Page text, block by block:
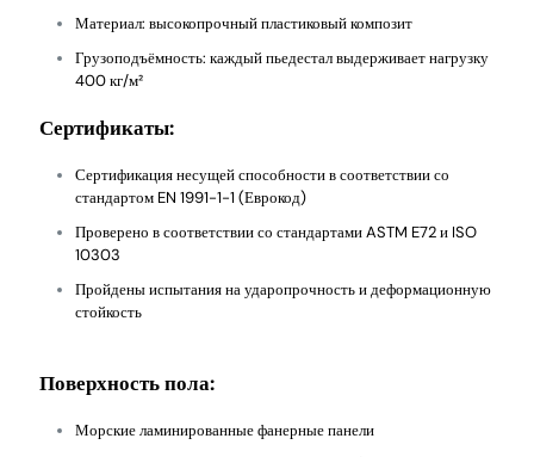
Материал: высокопрочный пластиковый композит
Грузоподъёмность: каждый пьедестал выдерживает нагрузку
400 кг/м²
Сертификаты:
Сертификация несущей способности в соответствии со
стандартом EN 1991-1-1 (Еврокод)
Проверено в соответствии со стандартами ASTM E72 и ISO
10303
Пройдены испытания на ударопрочность и деформационную
стойкость
Поверхность пола:
Морские ламинированные фанерные панели